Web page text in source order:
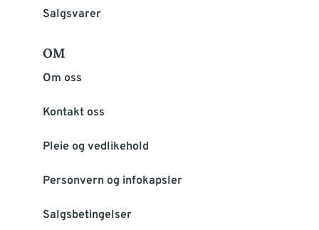
Salgsvarer
OM
Om oss
Kontakt oss
Pleie og vedlikehold
Personvern og infokapsler
Salgsbetingelser